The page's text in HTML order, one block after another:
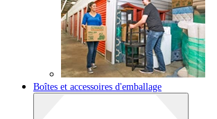
Boîtes et accessoires d'emballage